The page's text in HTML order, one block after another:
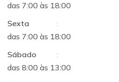
das 7:00 às 18:00
Sexta
:
das 7:00 às 18:00
Sábado
:
das 8:00 às 13:00